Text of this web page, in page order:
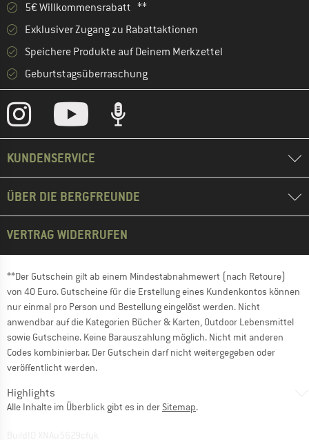
5€ Willkommensrabatt **
Exklusiver Zugang zu Rabattaktionen
Speichere Produkte auf Deinem Merkzettel
Geburtstagsüberraschung
KUNDENSERVICE
ÜBER DIE BERGFREUNDE
VERTRAG WIDERRUFEN
**Der Gutschein gilt ab einem Mindestabnahmewert (nach Retoure)
von 40 Euro. Gutscheine für die Erstellung eines Kundenkontos können
nur einmal pro Person und Bestellung eingelöst werden. Nicht
anwendbar auf die Kategorien Bücher & Karten, Outdoor Lebensmittel
sowie Gutscheine. Keine Barauszahlung möglich. Nicht mit anderen
Codes kombinierbar. Der Gutschein darf nicht weitergegeben oder
veröffentlicht werden.
Highlights
Alle Inhalte im Überblick gibt es in der Sitemap.